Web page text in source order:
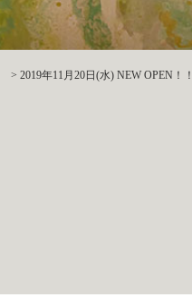
> 2019年11月20日(水) NEW OPEN！！